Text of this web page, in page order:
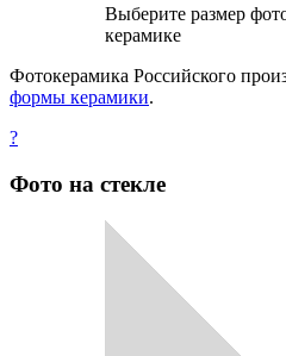
Выберите размер
керамике
Фотокерамика Российского
формы керамики.
?
Фото на стекле